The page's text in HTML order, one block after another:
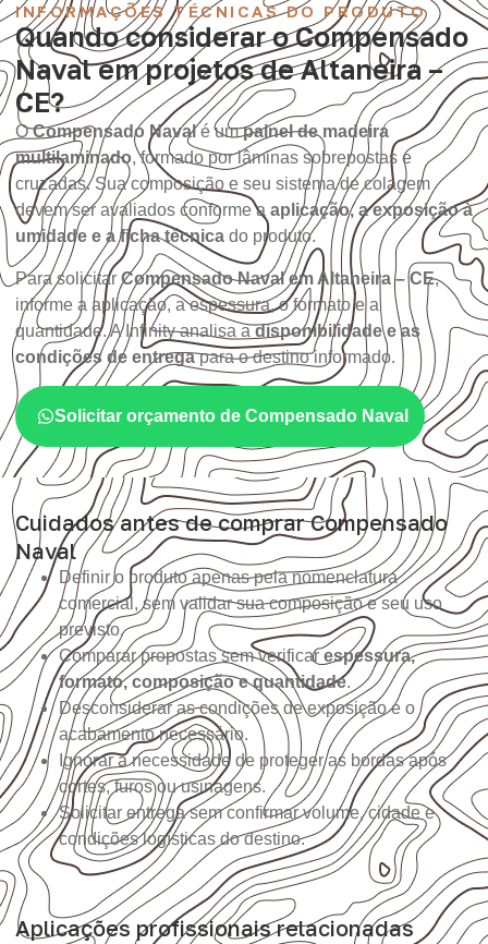
INFORMAÇÕES TÉCNICAS DO PRODUTO
Quando considerar o Compensado
Naval em projetos de Altaneira –
CE?
OCompensado Navalé umpainel de madeira
multilaminado, formado por lâminas sobrepostas e
cruzadas. Sua composição e seu sistema de colagem
devem ser avaliados conforme a aplicação, a exposição à
umidade e a ficha técnica do produto.
Para solicitar Compensado Naval em Altaneira – CE,
informe a aplicação, a espessura, o formato e a
quantidade. A Infinity analisa adisponibilidade e as
condições de entregapara o destino informado.
Solicitar orçamento de Compensado Naval
Cuidados antes de comprar Compensado
Naval
Definir o produto apenas pela nomenclatura
comercial, sem validar sua composição e seu uso
previsto.
Comparar propostas sem verificarespessura,
formato, composição e quantidade.
Desconsiderar as condições de exposição e o
acabamento necessário.
Ignorar a necessidade de proteger as bordas após
cortes, furos ou usinagens.
Solicitar entrega sem confirmar volume, cidade e
condições logísticas do destino.
Aplicações profissionais relacionadas